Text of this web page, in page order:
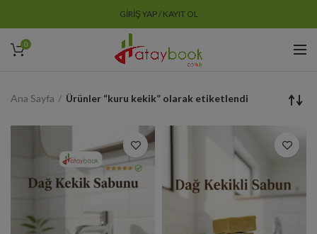
GIRIŞ YAP / KAYIT OL
0
Ana Sayfa Ürünler “kuru kekik” olarak etiketlendi